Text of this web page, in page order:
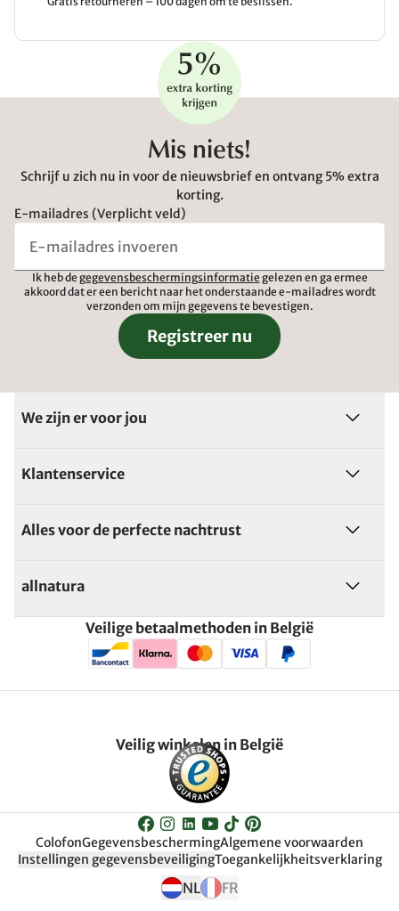
Mis niets!
Schrijf u zich nu in voor de nieuwsbrief en ontvang 5% extra
korting.
E-mailadres (Verplicht veld)
Ik heb de gegevensbeschermingsinformatie gelezen en ga ermee
akkoord dat er een bericht naar het onderstaande e-mailadres wordt
verzonden om mijn gegevens te bevestigen.
Registreer nu
We zijn er voor jou
Klantenservice
Alles voor de perfecte nachtrust
allnatura
Veilige betaalmethoden in België
Veilig winkelen in België
ColofonGegevensbeschermingAlgemene voorwaarden
Instellingen gegevensbeveiligingToegankelijkheitsverklaring
NL FR